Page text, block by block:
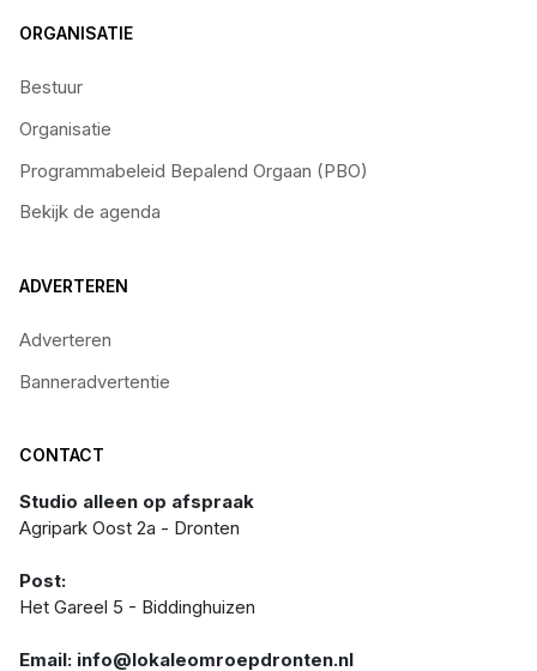
ORGANISATIE
Bestuur
Organisatie
Programmabeleid Bepalend Orgaan (PBO)
Bekijk de agenda
ADVERTEREN
Adverteren
Banneradvertentie
CONTACT
Studio alleen op afspraak
Agripark Oost 2a - Dronten
Post:
Het Gareel 5 - Biddinghuizen
Email: info@lokaleomroepdronten.nl